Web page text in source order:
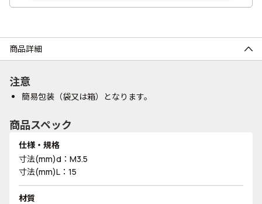
商品詳細
注意
簡易包装（袋又は箱）となります。
商品スペック
仕様・規格
寸法(mm)d：M3.5
寸法(mm)L：15
材質